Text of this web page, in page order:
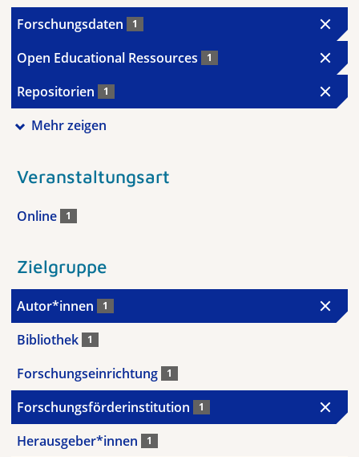
Forschungsdaten 1
Open Educational Ressources 1
Repositorien 1
Mehr zeigen
Veranstaltungsart
Online 1
Zielgruppe
Autor*innen 1
Bibliothek 1
Forschungseinrichtung 1
Forschungsförderinstitution 1
Herausgeber*innen 1